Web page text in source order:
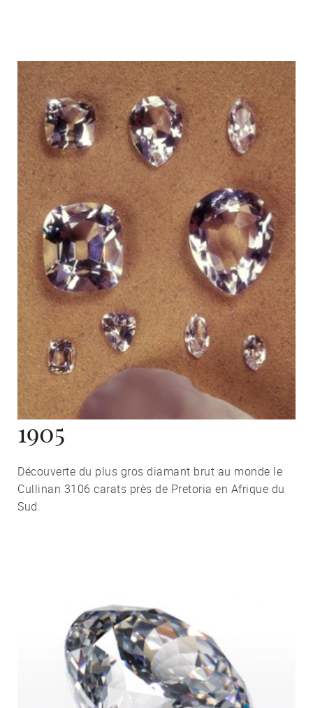
1905
Découverte du plus gros diamant brut au monde le
Cullinan 3106 carats près de Pretoria en Afrique du
Sud.